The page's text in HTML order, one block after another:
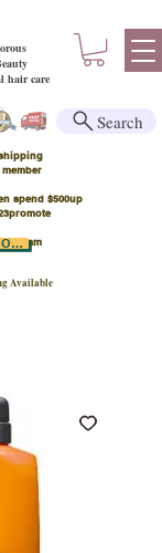
hair care
spend $500up
Available
LEARN MORE
Search